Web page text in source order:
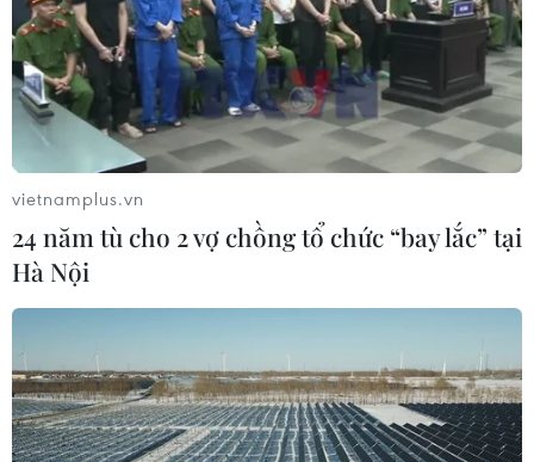
vietnamplus.vn
24 năm tù cho 2 vợ chồng tổ chức “bay lắc” tại
Hà Nội